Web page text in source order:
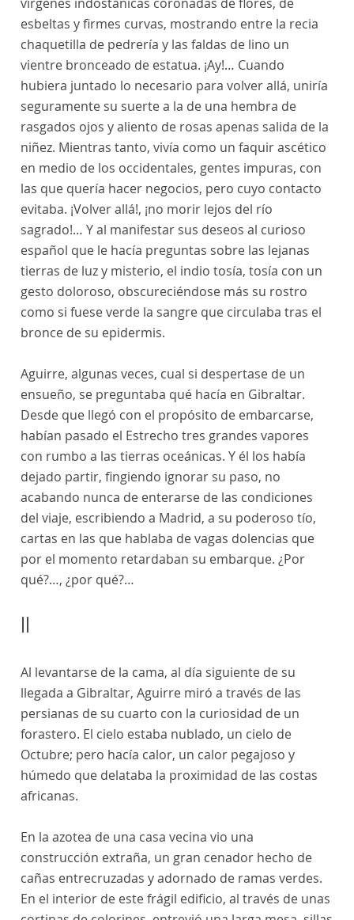
esbeltas y firmes curvas, mostrando entre la recia
chaquetilla de pedrería y las faldas de lino un
vientre bronceado de estatua. ¡Ay!… Cuando
hubiera juntado lo necesario para volver allá, uniría
seguramente su suerte a la de una hembra de
rasgados ojos y aliento de rosas apenas salida de la
niñez. Mientras tanto, vivía como un faquir ascético
en medio de los occidentales, gentes impuras, con
las que quería hacer negocios, pero cuyo contacto
evitaba. ¡Volver allá!, ¡no morir lejos del río
sagrado!… Y al manifestar sus deseos al curioso
español que le hacía preguntas sobre las lejanas
tierras de luz y misterio, el indio tosía, tosía con un
gesto doloroso, obscureciéndose más su rostro
como si fuese verde la sangre que circulaba tras el
bronce de su epidermis.
Aguirre, algunas veces, cual si despertase de un
ensueño, se preguntaba qué hacía en Gibraltar.
Desde que llegó con el propósito de embarcarse,
habían pasado el Estrecho tres grandes vapores
con rumbo a las tierras oceánicas. Y él los había
dejado partir, fingiendo ignorar su paso, no
acabando nunca de enterarse de las condiciones
del viaje, escribiendo a Madrid, a su poderoso tío,
cartas en las que hablaba de vagas dolencias que
por el momento retardaban su embarque. ¿Por
qué?…, ¿por qué?…
Al levantarse de la cama, al día siguiente de su
llegada a Gibraltar, Aguirre miró a través de las
persianas de su cuarto con la curiosidad de un
forastero. El cielo estaba nublado, un cielo de
Octubre; pero hacía calor, un calor pegajoso y
húmedo que delataba la proximidad de las costas
africanas.
En la azotea de una casa vecina vio una
construcción extraña, un gran cenador hecho de
cañas entrecruzadas y adornado de ramas verdes.
En el interior de este frágil edificio, al través de unas